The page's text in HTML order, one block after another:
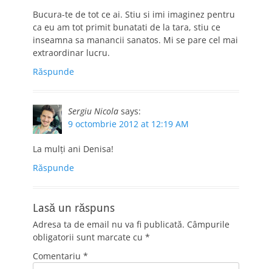
Bucura-te de tot ce ai. Stiu si imi imaginez pentru
ca eu am tot primit bunatati de la tara, stiu ce
inseamna sa manancii sanatos. Mi se pare cel mai
extraordinar lucru.
Răspunde
Sergiu Nicola says:
9 octombrie 2012 at 12:19 AM
La mulţi ani Denisa!
Răspunde
Lasă un răspuns
Adresa ta de email nu va fi publicată. Câmpurile
obligatorii sunt marcate cu *
Comentariu *